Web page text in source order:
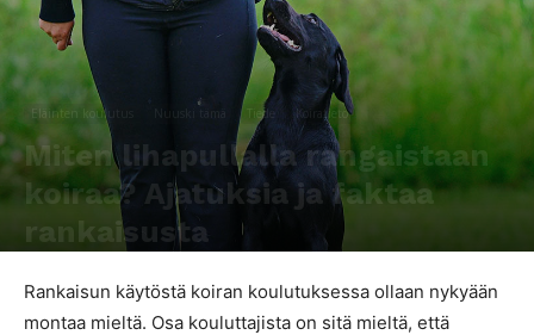
Eläinten koulutus Tiede Koiratieto
Miten lihapullalla rangaistaan
koiraa? Ajatuksia ja faktaa
rankaisusta
Rankaisun käytöstä koiran koulutuksessa ollaan nykyään
montaa mieltä. Osa kouluttajista on sitä mieltä, että